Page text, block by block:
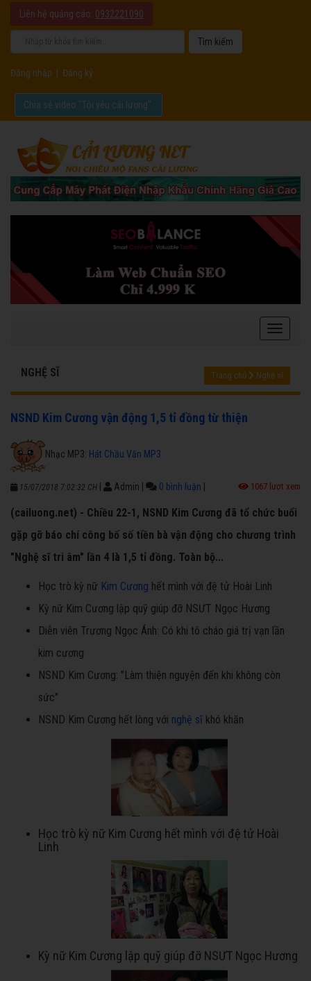
Liên hệ quảng cáo: 0932221090
Đăng nhập Đăng ký
Chia sẻ video "Tôi yêu cải lương".
NGHỆ SĨ Trang chủ Nghệ sĩ
NSND Kim Cương vận động 1,5 tỉ đồng từ thiện
Nhạc MP3: Hát Chầu Văn MP3
15/07/2018 7:02:32 CH Admin 0 bình luận 1067 lượt xem
(cailuong.net) - Chiều 22-1, NSND Kim Cương đã tổ chức buổi
gặp gỡ báo chí công bố số tiền bà vận động cho chương trình
"Nghệ sĩ tri âm" lần 4 là 1,5 tỉ đồng. Toàn bộ...
Học trò kỳ nữ Kim Cương hết mình với đệ tử Hoài Linh
Kỳ nữ Kim Cương lập quỹ giúp đỡ NSƯT Ngọc Hương
Diễn viên Trương Ngọc Ánh: Có khi tô cháo giá trị vạn lần
kim cương
NSND Kim Cương: "Làm thiện nguyện đến khi không còn
sức"
NSND Kim Cương hết lòng với nghệ sĩ khó khăn
Học trò kỳ nữ Kim Cương hết mình với đệ tử Hoài
Linh
Kỳ nữ Kim Cương lập quỹ giúp đỡ NSƯT Ngọc Hương